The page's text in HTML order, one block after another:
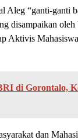
Aleg “ganti-ganti
disampaikan
Aktivis
di Gorontalo,
dan